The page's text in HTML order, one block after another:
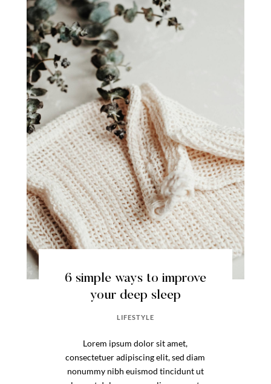
6 simple ways to improve
your deep sleep
LIFESTYLE
Lorem ipsum dolor sit amet,
consectetuer adipiscing elit, sed diam
nonummy nibh euismod tincidunt ut